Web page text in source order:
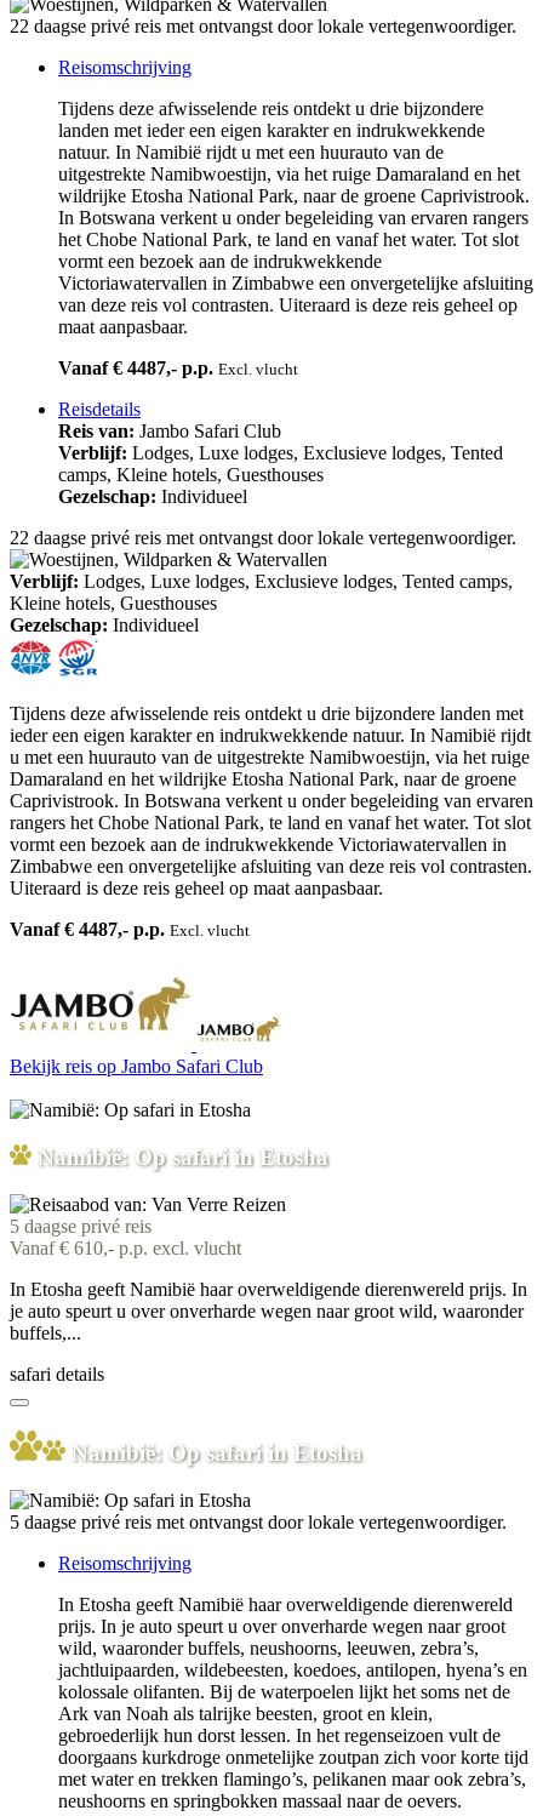
22 daagse privé reis met ontvangst door lokale vertegenwoordiger.
Reisomschrijving
Tijdens deze afwisselende reis ontdekt u drie bijzondere
landen met ieder een eigen karakter en indrukwekkende
natuur. In Namibië rijdt u met een huurauto van de
uitgestrekte Namibwoestijn, via het ruige Damaraland en het
wildrijke Etosha National Park, naar de groene Caprivistrook.
In Botswana verkent u onder begeleiding van ervaren rangers
het Chobe National Park, te land en vanaf het water. Tot slot
vormt een bezoek aan de indrukwekkende
Victoriawatervallen in Zimbabwe een onvergetelijke afsluiting
van deze reis vol contrasten. Uiteraard is deze reis geheel op
maat aanpasbaar.
Vanaf € 4487,- p.p. Excl. vlucht
Reisdetails
Reis van: Jambo Safari Club
Verblijf: Lodges, Luxe lodges, Exclusieve lodges, Tented
camps, Kleine hotels, Guesthouses
Gezelschap: Individueel
22 daagse privé reis met ontvangst door lokale vertegenwoordiger.
Verblijf: Lodges, Luxe lodges, Exclusieve lodges, Tented camps,
Kleine hotels, Guesthouses
Gezelschap: Individueel
Tijdens deze afwisselende reis ontdekt u drie bijzondere landen met
ieder een eigen karakter en indrukwekkende natuur. In Namibië rijdt
u met een huurauto van de uitgestrekte Namibwoestijn, via het ruige
Damaraland en het wildrijke Etosha National Park, naar de groene
Caprivistrook. In Botswana verkent u onder begeleiding van ervaren
rangers het Chobe National Park, te land en vanaf het water. Tot slot
vormt een bezoek aan de indrukwekkende Victoriawatervallen in
Zimbabwe een onvergetelijke afsluiting van deze reis vol contrasten.
Uiteraard is deze reis geheel op maat aanpasbaar.
Vanaf € 4487,- p.p. Excl. vlucht
Bekijk reis op Jambo Safari Club
Namibië: Op safari in Etosha
5 daagse privé reis
Vanaf € 610,- p.p. excl. vlucht
In Etosha geeft Namibië haar overweldigende dierenwereld prijs. In
je auto speurt u over onverharde wegen naar groot wild, waaronder
buffels,...
safari details
Namibië: Op safari in Etosha
5 daagse privé reis met ontvangst door lokale vertegenwoordiger.
Reisomschrijving
In Etosha geeft Namibië haar overweldigende dierenwereld
prijs. In je auto speurt u over onverharde wegen naar groot
wild, waaronder buffels, neushoorns, leeuwen, zebra’s,
jachtluipaarden, wildebeesten, koedoes, antilopen, hyena’s en
kolossale olifanten. Bij de waterpoelen lijkt het soms net de
Ark van Noah als talrijke beesten, groot en klein,
gebroederlijk hun dorst lessen. In het regenseizoen vult de
doorgaans kurkdroge onmetelijke zoutpan zich voor korte tijd
met water en trekken flamingo’s, pelikanen maar ook zebra’s,
neushoorns en springbokken massaal naar de oevers.